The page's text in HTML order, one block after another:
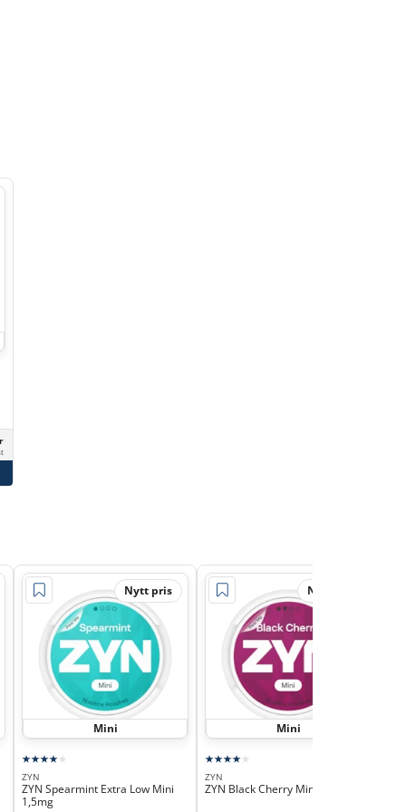
Nytt pris
Mini
ZYN
ZYN Spearmint Extra Low Mini
1,5mg
Nytt pris
Mini
ZYN
ZYN Black Cherry Mini 3mg